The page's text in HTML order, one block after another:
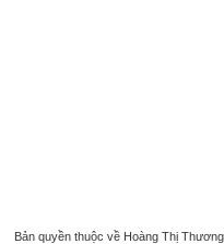
Bản quyền thuộc về Hoàng Thị